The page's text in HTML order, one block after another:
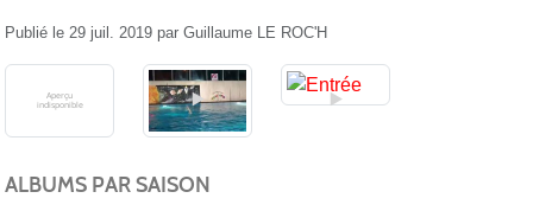
Publié le 29 juil. 2019 par Guillaume LE ROC'H
ALBUMS PAR SAISON